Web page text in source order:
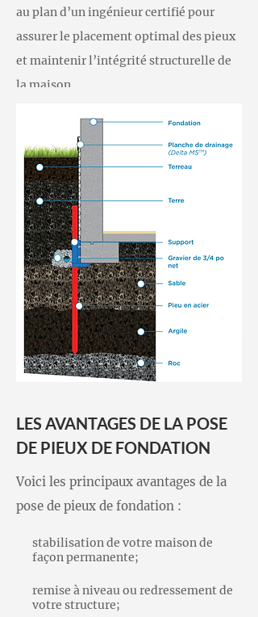
au plan d’un ingénieur certifié pour
assurer le placement optimal des pieux
et maintenir l’intégrité structurelle de
la maison.
Lors de notre visite, nos professionnels
qualifiés détermineront dans un
premier temps si les fondations de
votre bâtiment ont bougé. Si tel est le
cas, le bâtiment doit être stabilisé avec
des pieux, c'est pourquoi nous
procéderons aux travaux d'installation
de pieux de fondation hydrauliques.
Notre équipe fixera des ancrages à
divers endroits autour des fondations.
dans ces ancrages, enfoncés jusqu'au
substrat rocheux et soudés aux
n'exerce plus de pression sur le sol
instable. Nous pouvons également
assurer l'étanchéité de votre fondation
LES AVANTAGES DE LA POSE
DE PIEUX DE FONDATION
Voici les principaux avantages de la
pose de pieux de fondation :
stabilisation de votre maison de
façon permanente;
remise à niveau ou redressement de
votre structure;